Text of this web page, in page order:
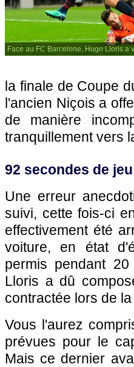
Face au FC Barcelone, Hugo Lloris a
la finale de Coupe
l'ancien Niçois a
de manière
tranquillement vers
92 secondes de
Une erreur
suivi, cette fois-ci
effectivement été
voiture, en état
permis pendant
Lloris a dû
contractée lors de
Vous l'aurez
prévues pour le
Mais ce dernier